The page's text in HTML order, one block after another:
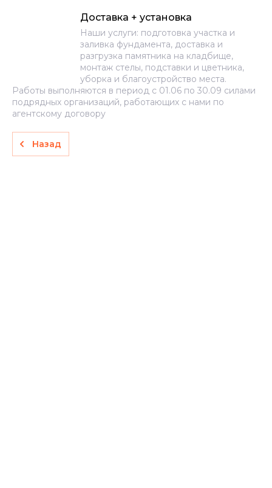
Доставка + установка
Наши услуги: подготовка участка и
заливка фундамента, доставка и
разгрузка памятника на кладбище,
монтаж стелы, подставки и цветника,
уборка и благоустройство места.
Работы выполняются в период с 01.06 по 30.09 силами
подрядных организаций, работающих с нами по
агентскому договору
Назад